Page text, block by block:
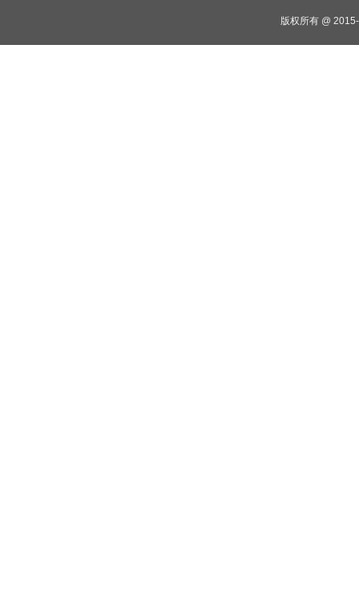
版权所有 @